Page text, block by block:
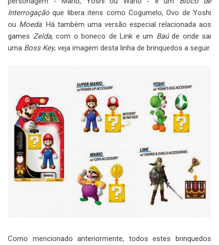
Interrogação que libera itens como Cogumelo, Ovo de Yoshi
ou Moeda. Há também uma versão especial relacionada aos
games Zelda, com o boneco de Link e um Baúde onde sai
uma Boss Key; veja imagem desta linha de brinquedos a seguir.
Como mencionado anteriormente, todos estes brinquedos